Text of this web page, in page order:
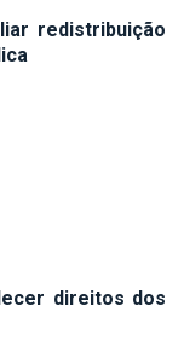
redistribuição
direitos dos